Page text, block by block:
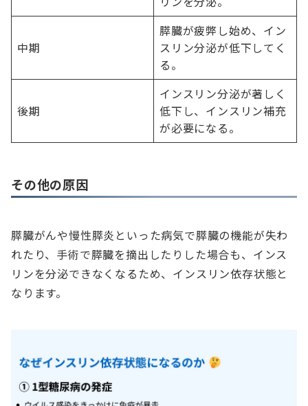
中期
膵臓が疲弊し始め、イン
スリン分泌が低下してく
る。
後期
インスリン分泌が著しく
低下し、インスリン補充
が必要になる。
その他の原因
膵臓がんや慢性膵炎といった病気で膵臓の機能が失わ
れたり、手術で膵臓を摘出したりした場合も、インス
リンを分泌できなくなるため、インスリン依存状態と
なります。